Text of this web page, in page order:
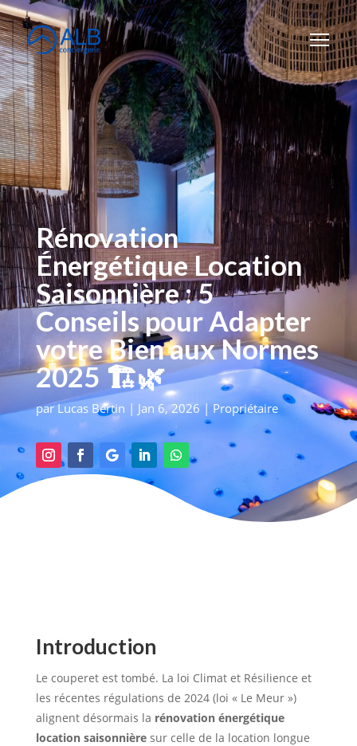
Rénovation
Énergétique Location
Saisonnière : 5
Conseils pour Adapter
votre Bien aux Normes
2025 🏗️🌿
par Lucas Bertin | Jan 6, 2026| Propriétaire
Introduction
Le couperet est tombé. La loi Climat et Résilience et
les récentes régulations de 2024 (loi « Le Meur »)
alignent désormais la rénovation énergétique
location saisonnièresur celle de la location longue